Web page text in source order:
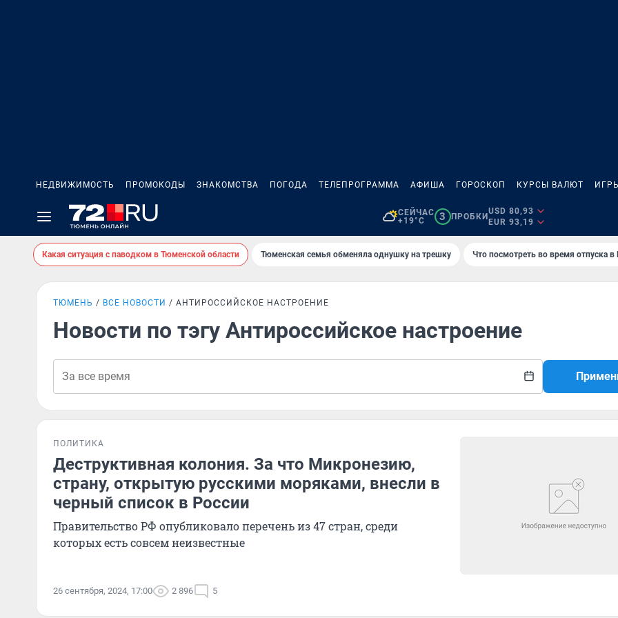
НЕДВИЖИМОСТЬ ПРОМОКОДЫ ЗНАКОМСТВА ПОГОДА ТЕЛЕПРОГРАММА АФИША ГОРОСКОП КУРСЫ ВАЛЮТ
СЕЙЧАС
+19°C
3 ПРОБКИ
USD 80,93
EUR 93,19
Какая ситуация с паводком в Тюменской области Тюменская семья обменяла однушку на трешку Что посмотреть во время отпуска в
ТЮМЕНЬ ВСЕ НОВОСТИ АНТИРОССИЙСКОЕ НАСТРОЕНИЕ
Новости по тэгу Антироссийское настроение
ПОЛИТИКА
Деструктивная колония. За что Микронезию,
страну, открытую русскими моряками, внесли в
черный список в России
Правительство РФ опубликовало перечень из 47 стран, среди
которых есть совсем неизвестные
26 сентября, 2024, 17:00 2 896 5